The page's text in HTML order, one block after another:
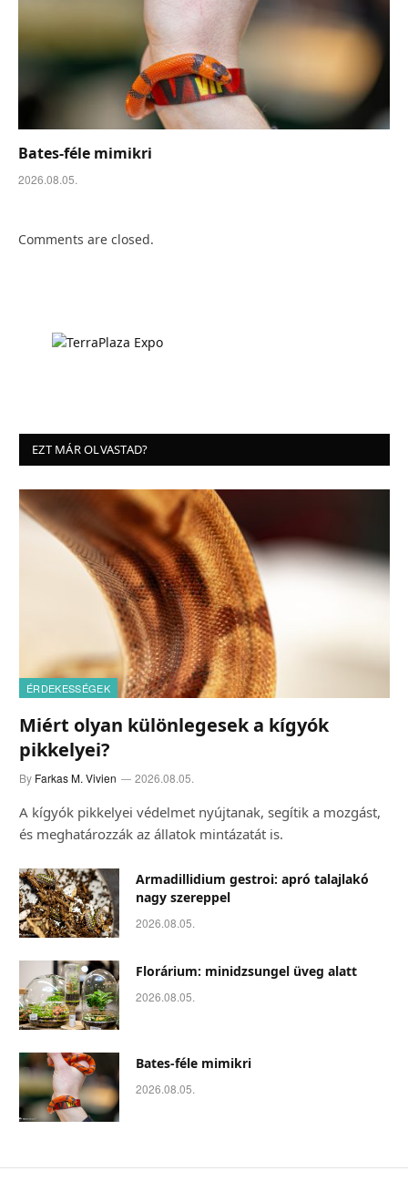
Bates-féle mimikri
2026.08.05.
Comments are closed.
EZT MÁR OLVASTAD?
ÉRDEKESSÉGEK
Miért olyan különlegesek a kígyók
pikkelyei?
By Farkas M. Vivien 2026.08.05.
A kígyók pikkelyei védelmet nyújtanak, segítik a mozgást,
és meghatározzák az állatok mintázatát is.
Armadillidium gestroi: apró talajlakó
nagy szereppel
2026.08.05.
Florárium: minidzsungel üveg alatt
2026.08.05.
Bates-féle mimikri
2026.08.05.